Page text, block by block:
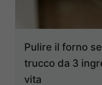
Pulire il forno
trucco da 3
vita